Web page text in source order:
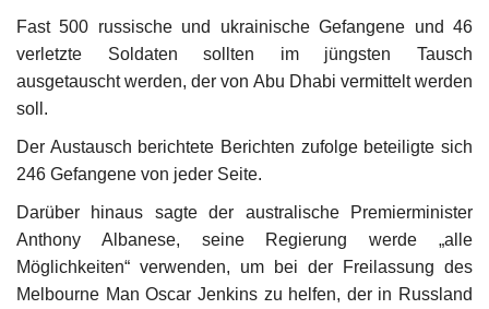
Humor
Galerie
Lasst uns erinnern †
Language
Fast 500 russische und ukrainische Gefangene und 46
verletzte Soldaten sollten im jüngsten Tausch
ausgetauscht werden, der von Abu Dhabi vermittelt werden
soll.
Der Austausch berichtete Berichten zufolge beteiligte sich
246 Gefangene von jeder Seite.
Darüber hinaus sagte der australische Premierminister
Anthony Albanese, seine Regierung werde „alle
Möglichkeiten“ verwenden, um bei der Freilassung des
Melbourne Man Oscar Jenkins zu helfen, der in Russland